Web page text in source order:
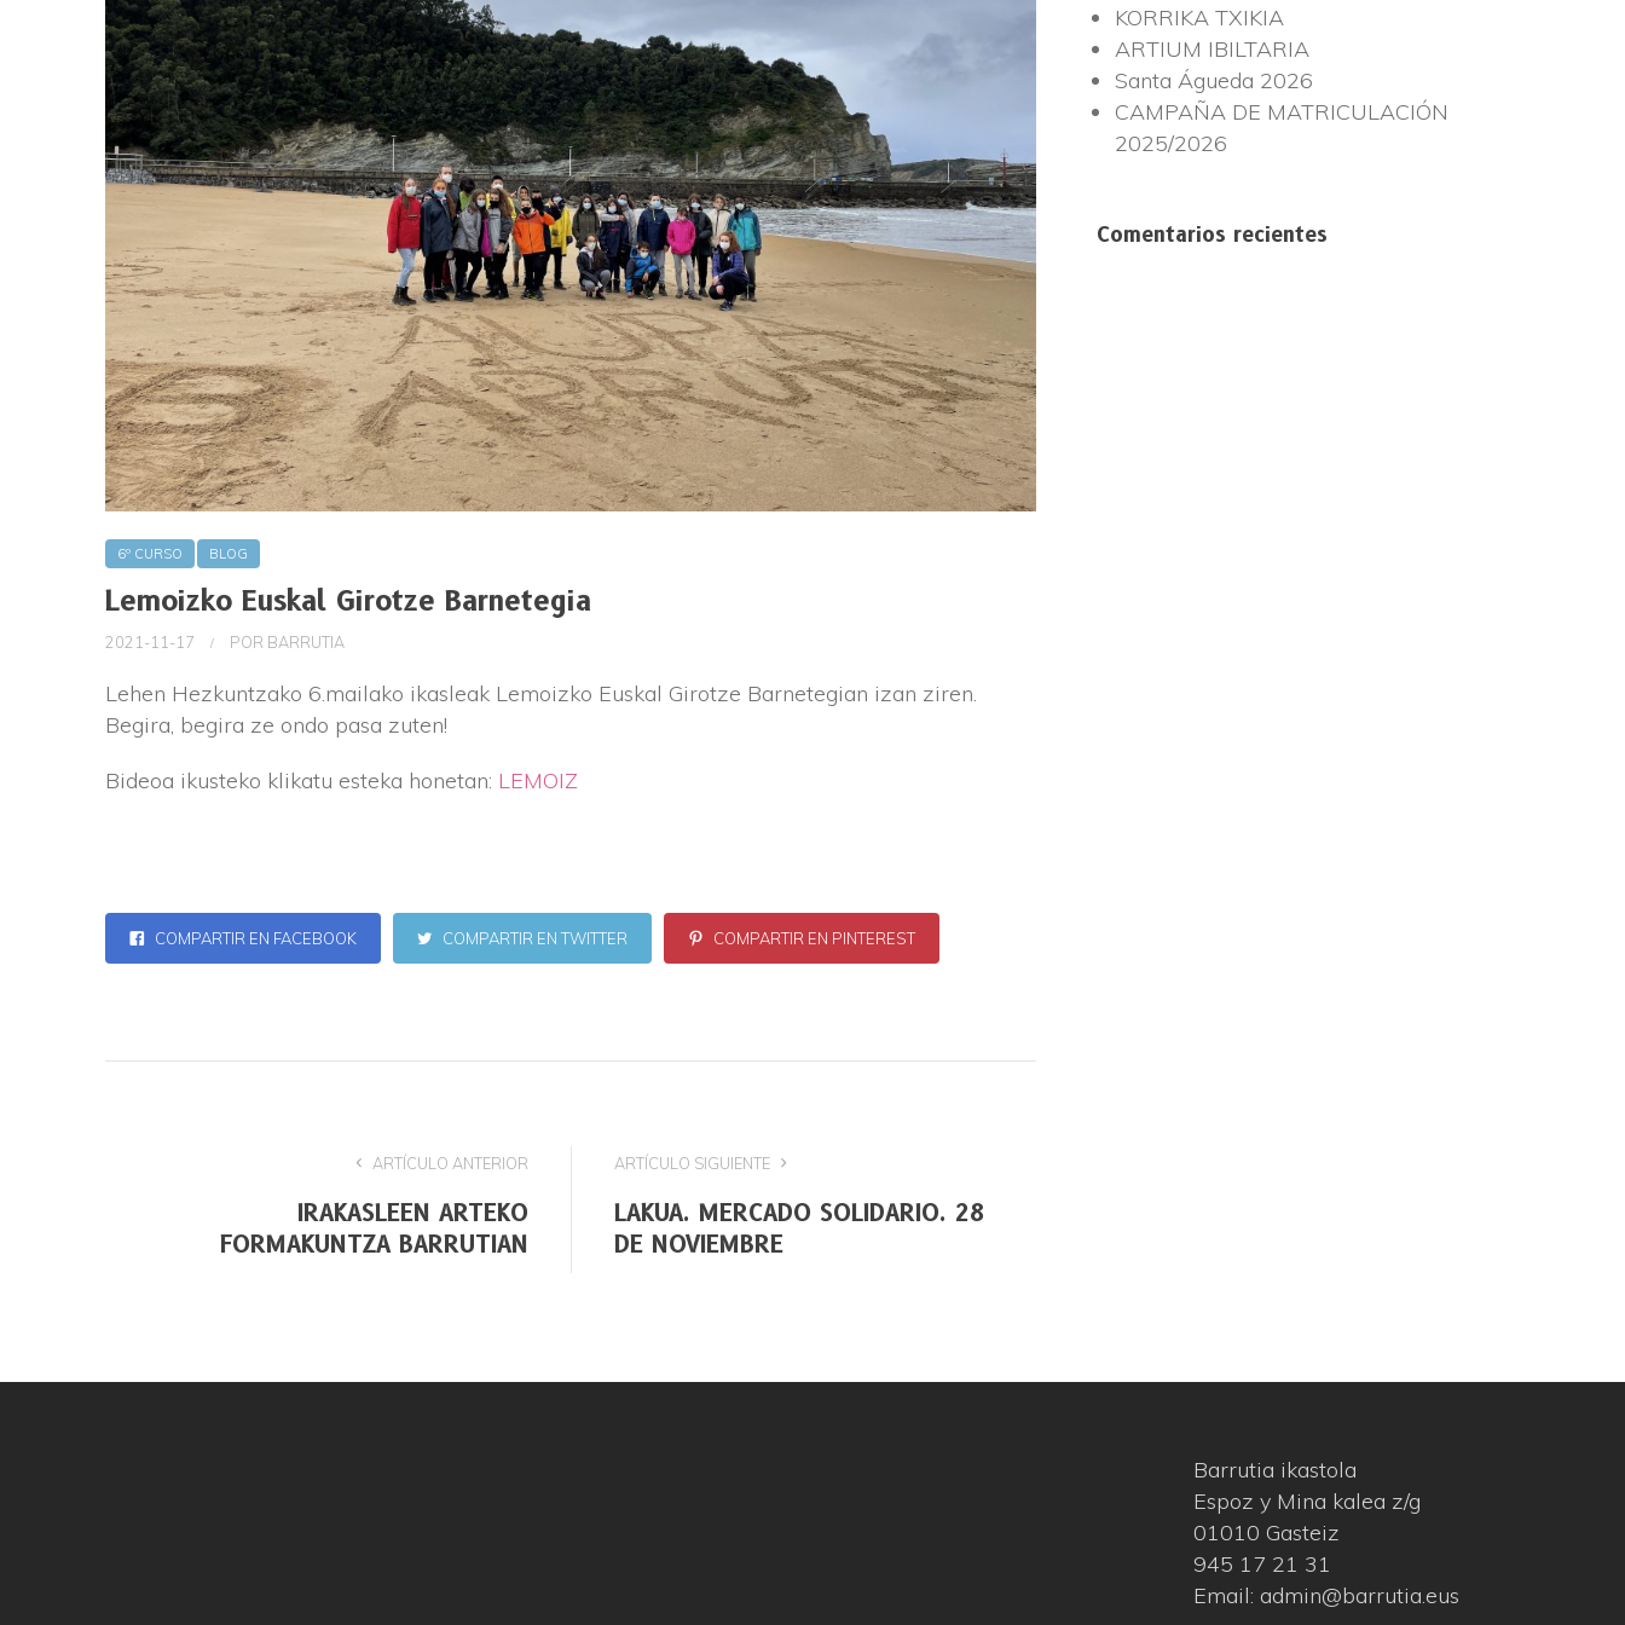
6º CURSO BLOG
Lemoizko Euskal Girotze Barnetegia
2021-11-17 POR BARRUTIA
Lehen Hezkuntzako 6.mailako ikasleak Lemoizko Euskal Girotze Barnetegian izan ziren.
Begira, begira ze ondo pasa zuten!
Bideoa ikusteko klikatu esteka honetan: LEMOIZ
COMPARTIR EN FACEBOOK COMPARTIR EN TWITTER COMPARTIR EN PINTEREST
ARTÍCULO ANTERIOR
IRAKASLEEN ARTEKO
FORMAKUNTZA BARRUTIAN
ARTÍCULO SIGUIENTE
LAKUA. MERCADO SOLIDARIO. 28
DE NOVIEMBRE
KORRIKA TXIKIA
ARTIUM IBILTARIA
Santa Águeda 2026
CAMPAÑA DE MATRICULACIÓN
2025/2026
Comentarios recientes
Barrutia ikastola
Espoz y Mina kalea z/g
01010 Gasteiz
945 17 21 31
Email: admin@barrutia.eus